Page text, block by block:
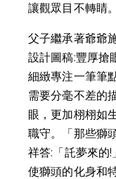
讓觀眾目不轉睛
父子繼承著爺爺
設計圖稿:豐厚搶
細緻專注一筆筆
需要分毫不差的
眼，更加栩栩如
職守。「那些獅
祥答:「託夢來的!
使獅頭的化身和